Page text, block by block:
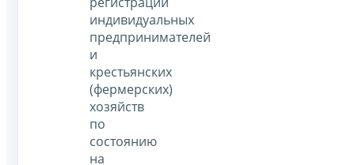
индивидуальных
предпринимателей
и
крестьянских
(фермерских)
хозяйств
по
состоянию
на